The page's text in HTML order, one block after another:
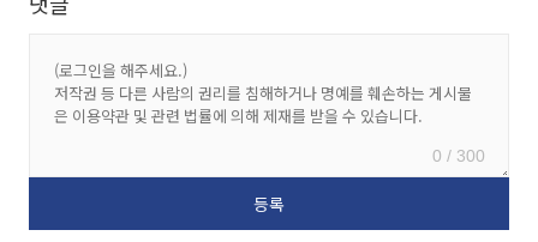
0 / 300